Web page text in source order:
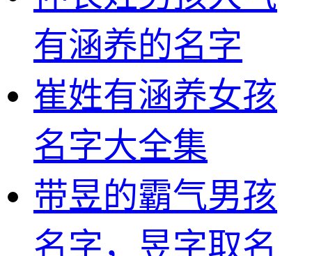
有涵养的名字
崔姓有涵养女孩
名字大全集
带昱的霸气男孩
名字，昱字取名